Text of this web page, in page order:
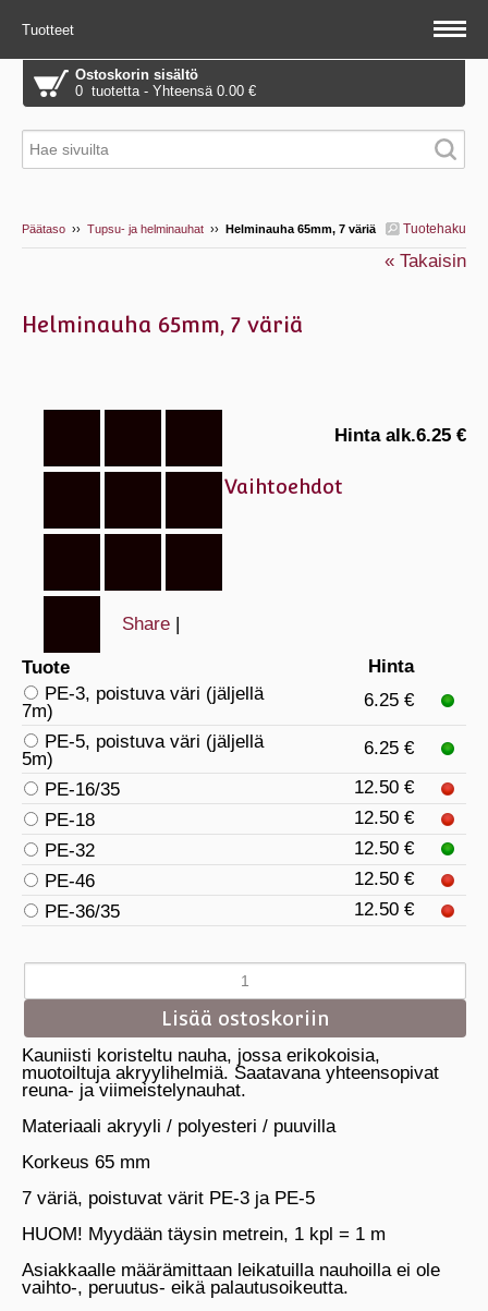
Tuotteet
Ostoskorin sisältö
0 tuotetta - Yhteensä 0.00 €
Tuotehaku
Päätaso ›› Tupsu- ja helminauhat ›› Helminauha 65mm, 7 väriä
« Takaisin
Helminauha 65mm, 7 väriä
Share |
Hinta alk.6.25 €
Vaihtoehdot
Tuote
Hinta
PE-3, poistuva väri (jäljellä
7m)
6.25 €
PE-5, poistuva väri (jäljellä
5m)
6.25 €
PE-16/35
12.50 €
PE-18
12.50 €
PE-32
12.50 €
PE-46
12.50 €
PE-36/35
12.50 €
Kauniisti koristeltu nauha, jossa erikokoisia,
muotoiltuja akryylihelmiä. Saatavana yhteensopivat
reuna- ja viimeistelynauhat.
Materiaali akryyli / polyesteri / puuvilla
Korkeus 65 mm
7 väriä, poistuvat värit PE-3 ja PE-5
HUOM! Myydään täysin metrein, 1 kpl = 1 m
Asiakkaalle määrämittaan leikatuilla nauhoilla ei ole
vaihto-, peruutus- eikä palautusoikeutta.